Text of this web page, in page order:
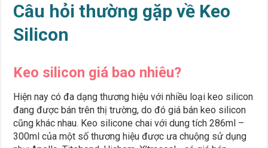
Câu hỏi thường gặp về Keo
Silicon
Keo silicon giá bao nhiêu?
Hiện nay có đa dạng thương hiệu với nhiều loại keo silicon
đang được bán trên thị trường, do đó giá bán keo silicon
cũng khác nhau. Keo silicone chai với dung tích 286ml –
300ml của một số thương hiệu được ưa chuộng sử dụng